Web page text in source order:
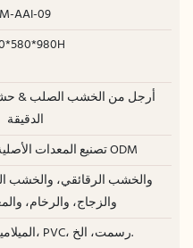
M-AAI-09
أرجل من الخشب الصلب &
الدقيقة
تصنيع المعدات الأصلية الكاملة & خدمة ODM
والزجاج، والرخام،
HPL، الميلامين، القشرة، PVC، رسمت، الخ.